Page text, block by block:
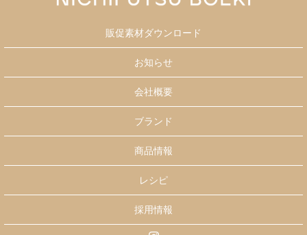
販促素材ダウンロード
お知らせ
会社概要
ブランド
商品情報
レシピ
採用情報